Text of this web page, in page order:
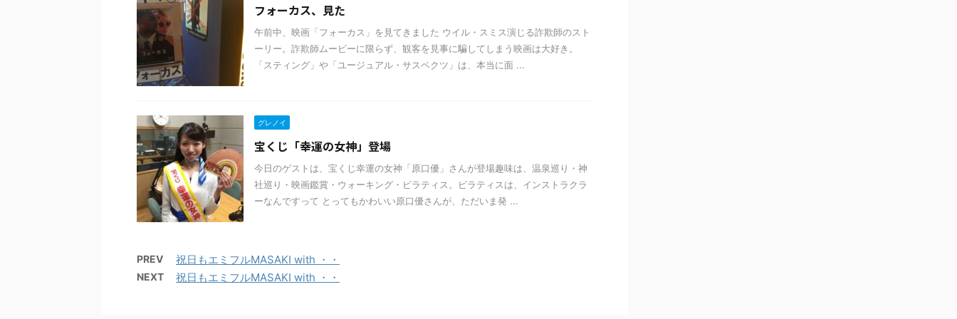
フォーカス、見た
午前中、映画「フォーカス」を見てきました ウイル・スミス演じる詐欺師のスト
ーリー。詐欺師ムービーに限らず、観客を見事に騙してしまう映画は大好き。
「スティング」や「ユージュアル・サスペクツ」は、本当に面 ...
グレノイ
宝くじ「幸運の女神」登場
今日のゲストは、宝くじ幸運の女神「原口優」さんが登場趣味は、温泉巡り・神
社巡り・映画鑑賞・ウォーキング・ピラティス。ピラティスは、インストラクラ
ーなんですって とってもかわいい原口優さんが、ただいま発 ...
PREV 祝日もエミフルMASAKI with ・・
NEXT 祝日もエミフルMASAKI with ・・